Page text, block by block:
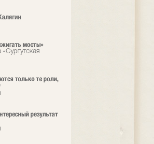
мосты»
только те роли,
результат